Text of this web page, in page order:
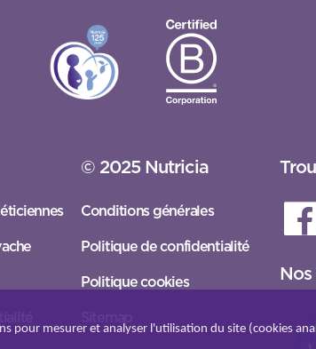
© 2025 Nutricia
Conditions générales
Politique de confidentialité
Politique cookies
pour mesurer et analyser l'utilisation du site (cookies